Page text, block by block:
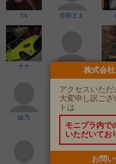
Yk 怪獣まま
ナナ yuidoooon
綾乃
阿修羅男爵@
元美容師
あか
株式会
アクセスいただ
大変申し訳ご
トは
モニプラ内で
いただいてお
お問